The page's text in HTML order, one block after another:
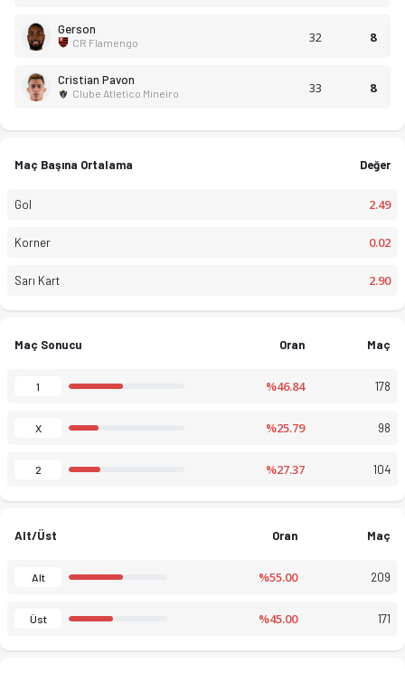
Gerson
CR Flamengo 32 8
Cristian Pavon
Clube Atletico Mineiro 33 8
Maç Başına Ortalama Değer
Gol 2.49
Korner 0.02
Sarı Kart 2.90
Maç Sonucu Oran Maç
1 %46.84 178
X %25.79 98
2 %27.37 104
Alt/Üst Oran Maç
Alt %55.00 209
Üst %45.00 171